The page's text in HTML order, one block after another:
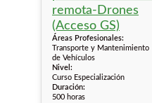
Áreas Profesionales:
Transporte y Mantenimiento
de Vehículos
Nivel:
Curso Especialización
Duración:
500 horas